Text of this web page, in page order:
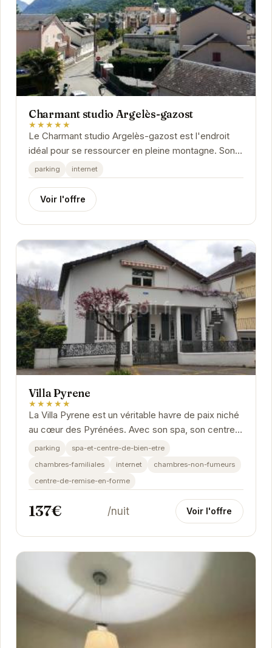
Charmant studio Argelès-gazost
★★★★★
Le Charmant studio Argelès-gazost est l'endroit
idéal pour se ressourcer en pleine montagne. Son
emplacement privilégié vous permettra de...
parking internet
Voir l'offre
Villa Pyrene
★★★★★
La Villa Pyrene est un véritable havre de paix niché
au cœur des Pyrénées. Avec son spa, son centre
de remise en forme et ses chambres...
parking
spa-et-centre-de-bien-etre
chambres-familiales
internet
chambres-non-fumeurs
centre-de-remise-en-forme
137€ /nuit Voir l'offre